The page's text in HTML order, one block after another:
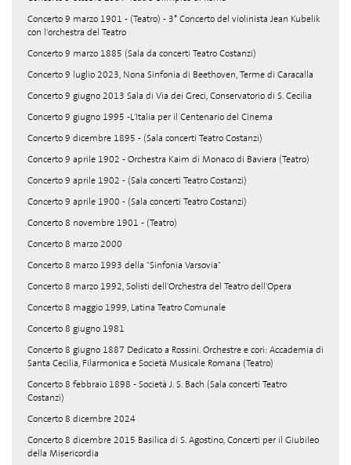
Concerto 9 marzo 1901 - (Teatro) - 3° Concerto del violinista Jean Kubelik
con l'orchestra del Teatro
Concerto 9 marzo 1885 (Sala da concerti Teatro Costanzi)
Concerto 9 luglio 2023, Nona Sinfonia di Beethoven, Terme di Caracalla
Concerto 9 giugno 2013 Sala di Via dei Greci, Conservatorio di S. Cecilia
Concerto 9 giugno 1995 -L'Italia per il Centenario del Cinema
Concerto 9 dicembre 1895 - (Sala concerti Teatro Costanzi)
Concerto 9 aprile 1902 - Orchestra Kaim di Monaco di Baviera (Teatro)
Concerto 9 aprile 1902 - (Sala concerti Teatro Costanzi)
Concerto 9 aprile 1900 - (Sala concerti Teatro Costanzi)
Concerto 8 novembre 1901 - (Teatro)
Concerto 8 marzo 2000
Concerto 8 marzo 1993 della "Sinfonia Varsovia"
Concerto 8 marzo 1992, Solisti dell'Orchestra del Teatro dell'Opera
Concerto 8 maggio 1999, Latina Teatro Comunale
Concerto 8 giugno 1981
Concerto 8 giugno 1887 Dedicato a Rossini. Orchestre e cori: Accademia di
Santa Cecilia, Filarmonica e Società Musicale Romana (Teatro)
Concerto 8 febbraio 1898 - Società J. S. Bach (Sala concerti Teatro
Costanzi)
Concerto 8 dicembre 2024
Concerto 8 dicembre 2015 Basilica di S. Agostino, Concerti per il Giubileo
della Misericordia